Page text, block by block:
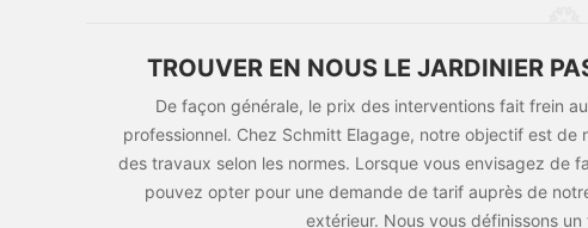
TROUVER EN NOUS LE JARDINIER
De façon générale, le prix des interventions fait frein
professionnel. Chez Schmitt Elagage, notre objectif est
des travaux selon les normes. Lorsque vous envisagez de
pouvez opter pour une demande de tarif auprès de
extérieur. Nous vous définissons